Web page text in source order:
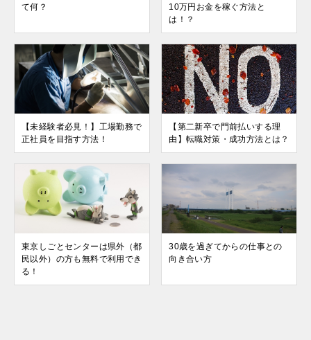
て何？
10万円お金を稼ぐ方法と
は！？
【未経験者必見！】工場勤務で
正社員を目指す方法！
【第二新卒で門前払いする理
由】転職対策・成功方法とは？
東京しごとセンターは県外（都
民以外）の方も無料で利用でき
る！
30歳を過ぎてからの仕事との
向き合い方